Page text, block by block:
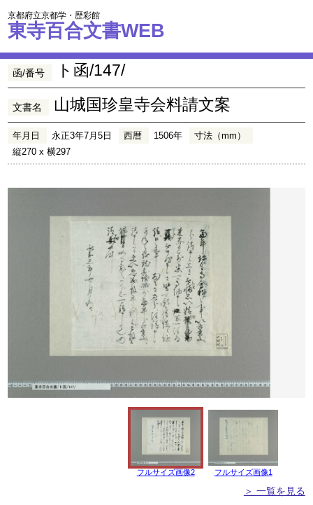
京都府立京都学・歴彩館
東寺百合文書WEB
函/番号 ト函/147/
文書名 山城国珍皇寺会料請文案
年月日 永正3年7月5日 西暦 1506年
寸法（mm）
縦270 x 横297
フルサイズ画像2 フルサイズ画像1
＞ 一覧を見る